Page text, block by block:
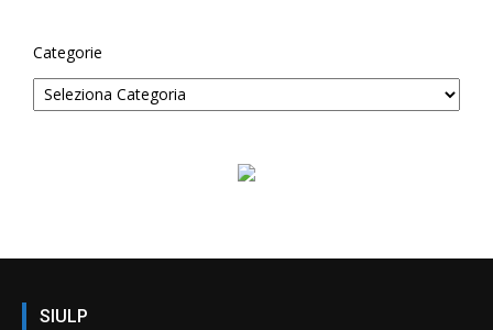
Categorie
SIULP